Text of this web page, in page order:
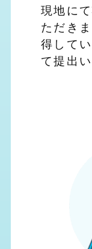
現地に
ただき
得して
て提出